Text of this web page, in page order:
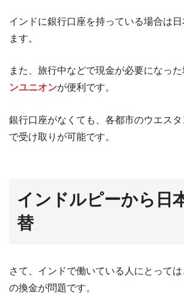
インドに銀行口座を持っている場合は
ます。
また、旅行中などで現金が必要になった
ンユニオンが便利です。
銀行口座がなくても、各都市のウエス
で受け取りが可能です。
インドルピーから日
替
さて、インドで働いている人にとって
の換金が問題です。